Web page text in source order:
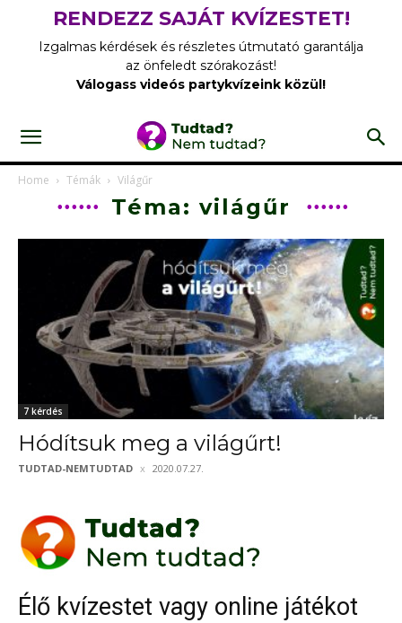
RENDEZZ SAJÁT KVÍZESTET!
Izgalmas kérdések és részletes útmutató garantálja
az önfeledt szórakozást!
Válogass videós partykvízeink közül!
Home Témák Világűr
Téma: világűr
7 kérdés
Hódítsuk meg a világűrt!
TUDTAD-NEMTUDTAD 2020.07.27.
Élő kvízestet vagy online játékot